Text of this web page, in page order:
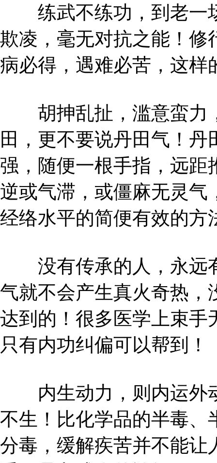
练武不练功，到老一
欺凌，毫无对抗之能！修
病必得，遇难必苦，这样
胡抻乱扯，滥意蛮力
田，更不要说丹田气！
强，随便一根手指，远距
逆或气滞，或僵麻无灵气
经络水平的简便有效的方
没有传承的人，永远
气就不会产生真火奇热，
达到的！很多医学上束手
只有内功纠偏可以帮到！
内生动力，则内运外
不生！比化学品的半毒、
分毒，缓解疾苦并不能让